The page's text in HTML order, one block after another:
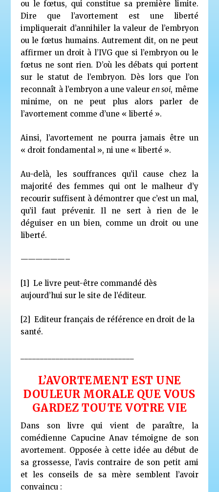
ou le fœtus, qui constitue sa première limite.
Dire que l’avortement est une liberté
impliquerait d’annihiler la valeur de l’embryon
ou le fœtus humains. Autrement dit, on ne peut
affirmer un droit à l’IVG que si l’embryon ou le
fœtus ne sont rien. D’où les débats qui portent
sur le statut de l’embryon. Dès lors que l’on
reconnaît à l’embryon a une valeuren soi, même
minime, on ne peut plus alors parler de
l’avortement comme d’une « liberté ».
Ainsi, l’avortement ne pourra jamais être un
« droit fondamental », ni une « liberté ».
Au-delà, les souffrances qu’il cause chez la
majorité des femmes qui ont le malheur d’y
recourir suffisent à démontrer que c’est un mal,
qu’il faut prévenir. Il ne sert à rien de le
déguiser en un bien, comme un droit ou une
liberté.
——————–
[1] Le livre peut-être commandé dès
aujourd’hui sur le site de l’éditeur.
[2] Editeur français de référence en droit de la
santé.
L’AVORTEMENT EST UNE
DOULEUR MORALE QUE VOUS
GARDEZ TOUTE VOTRE VIE
Dans son livre qui vient de paraître, la
comédienne Capucine Anavtémoigne de son
avortement. Opposée à cette idée au début de
sa grossesse, l’avis contraire de son petit ami
et les conseils de sa mère semblent l’avoir
convaincu :